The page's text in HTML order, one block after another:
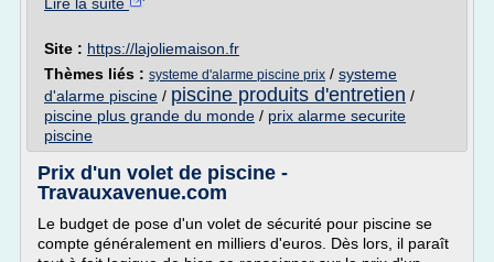
Site : https://lajoliemaison.fr
Thèmes liés : systeme d'alarme piscine prix / systeme
d'alarme piscine / piscine produits d'entretien /
piscine plus grande du monde / prix alarme securite
piscine
Prix d'un volet de piscine -
Travauxavenue.com
Le budget de pose d'un volet de sécurité pour piscine se
compte généralement en milliers d'euros. Dès lors, il paraît